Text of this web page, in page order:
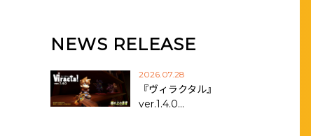
NEWS RELEASE
2026.07.28
『ヴィラクタル』
ver.1.4.0…